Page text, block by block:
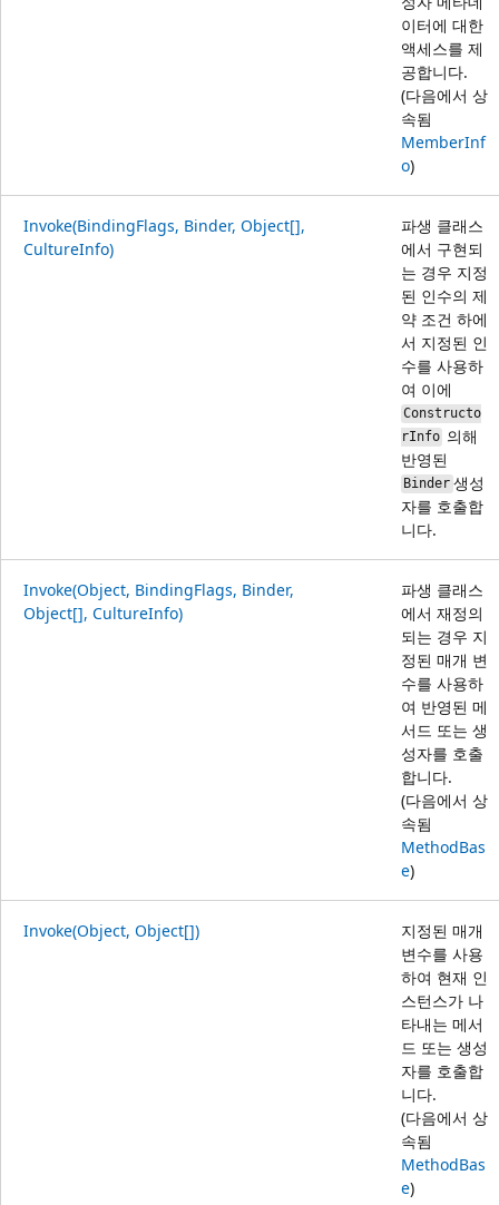
이터에 대한
액세스를 제
공합니다.
(다음에서 상
속됨
MemberInf
o)
Invoke(BindingFlags, Binder, Object[],
CultureInfo)
파생 클래스
에서 구현되
는 경우 지정
된 인수의 제
약 조건 하에
서 지정된 인
수를 사용하
여 이에
Constructo
rInfo 의해
반영된
Binder 생성
자를 호출합
니다.
Invoke(Object, BindingFlags, Binder,
Object[], CultureInfo)
파생 클래스
에서 재정의
되는 경우 지
정된 매개 변
수를 사용하
여 반영된 메
서드 또는 생
성자를 호출
합니다.
(다음에서 상
속됨
MethodBas
e)
Invoke(Object, Object[])
지정된 매개
변수를 사용
하여 현재 인
스턴스가 나
타내는 메서
드 또는 생성
자를 호출합
니다.
(다음에서 상
속됨
MethodBas
e)